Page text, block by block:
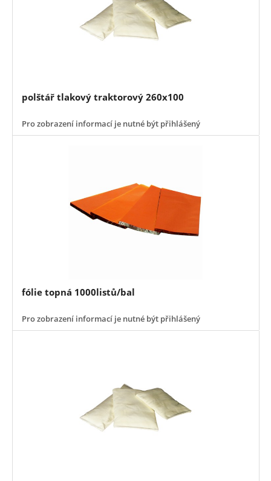
polštář tlakový traktorový 260x100
Pro zobrazení informací je nutné být přihlášený
fólie topná 1000listů/bal
Pro zobrazení informací je nutné být přihlášený